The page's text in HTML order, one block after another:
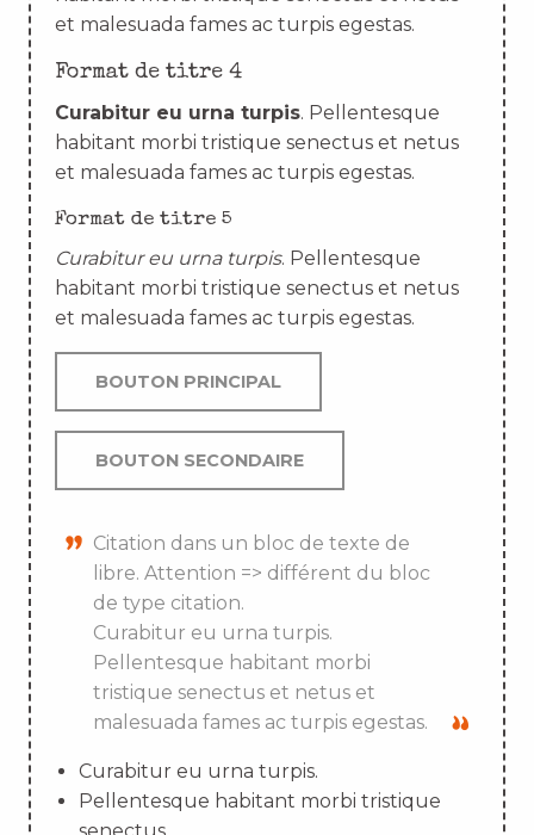
et malesuada fames ac turpis egestas.
Format de titre 4
Curabitur eu urna turpis. Pellentesque
habitant morbi tristique senectus et netus
et malesuada fames ac turpis egestas.
Format de titre 5
Curabitur eu urna turpis. Pellentesque
habitant morbi tristique senectus et netus
et malesuada fames ac turpis egestas.
BOUTON PRINCIPAL
BOUTON SECONDAIRE
Citation dans un bloc de texte de
libre. Attention => différent du bloc
de type citation.
Curabitur eu urna turpis.
Pellentesque habitant morbi
tristique senectus et netus et
malesuada fames ac turpis egestas.
Curabitur eu urna turpis.
Pellentesque habitant morbi tristique